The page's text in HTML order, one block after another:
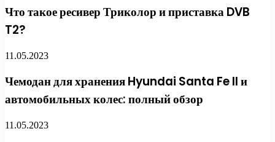
Что такое ресивер Триколор и приставка DVB
T2?
11.05.2023
Чемодан для хранения Hyundai Santa Fe II и
автомобильных колес: полный обзор
11.05.2023